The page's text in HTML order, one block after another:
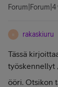
Forum|Forum|4
R rakaskiuru
Tässä
työskennellyt
ööri. Otsikon